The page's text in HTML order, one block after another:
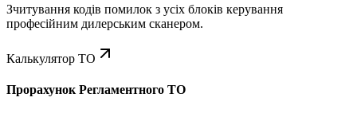
Зчитування кодів помилок з усіх блоків керування
професійним дилерським сканером.
Калькулятор ТО
Прорахунок Регламентного ТО